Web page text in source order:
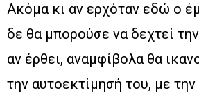
Ακόμα κι αν ερχόταν εδώ ο
δε θα μπορούσε να δεχτεί
αν έρθει, αναμφίβολα θα
την αυτοεκτίμησή του, με